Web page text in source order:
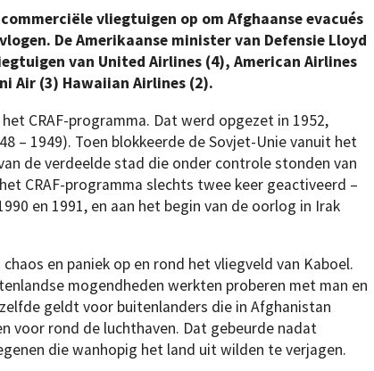
vliegtuigen op om Afghaanse evacués
De Amerikaanse minister van Defensie Lloyd
van United Airlines (4), American Airlines
Air (3) Hawaiian Airlines (2).
CRAF-programma. Dat werd opgezet in 1952,
– 1949). Toen blokkeerde de Sovjet-Unie vanuit het
de verdeelde stad die onder controle stonden van
CRAF-programma slechts twee keer geactiveerd –
en 1991, en aan het begin van de oorlog in Irak
en paniek op en rond het vliegveld van Kaboel.
mogendheden werkten proberen met man en
geldt voor buitenlanders die in Afghanistan
voor rond de luchthaven. Dat gebeurde nadat
die wanhopig het land uit wilden te verjagen.